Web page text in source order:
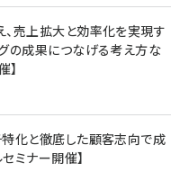
、売上拡大と効率化を実現す
の成果につなげる考え方な
】
化と徹底した顧客志向で成
ミナー開催】